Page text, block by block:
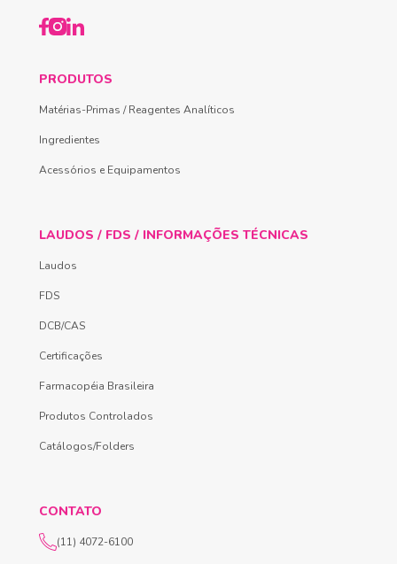
PRODUTOS
Matérias-Primas / Reagentes Analíticos
Ingredientes
Acessórios e Equipamentos
LAUDOS / FDS / INFORMAÇÕES TÉCNICAS
Laudos
FDS
DCB/CAS
Certificações
Farmacopéia Brasileira
Produtos Controlados
Catálogos/Folders
CONTATO
(11) 4072-6100